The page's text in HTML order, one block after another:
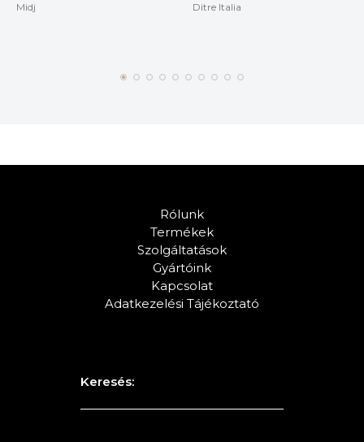
Midj Ditre Italia
Rólunk
Termékek
Szolgáltatások
Gyártóink
Kapcsolat
Adatkezelési Tájékoztató
Keresés: